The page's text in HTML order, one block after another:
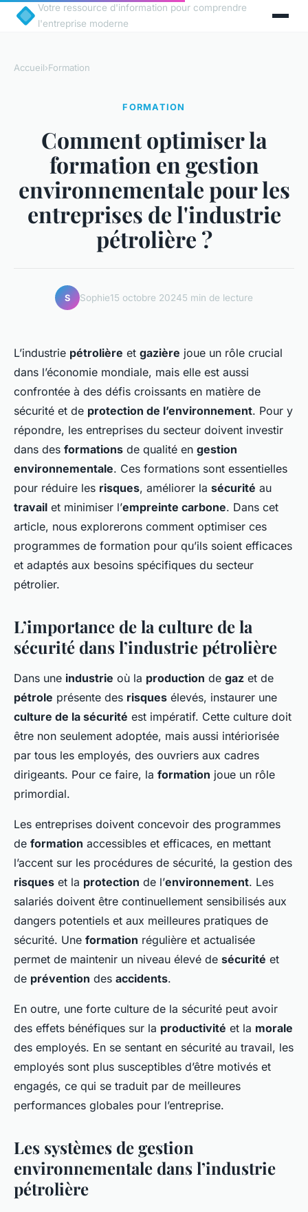
Votre ressource d'information pour comprendre
l'entreprise moderne
Accueil›Formation
FORMATION
Comment optimiser la
formation en gestion
environnementale pour les
entreprises de l'industrie
pétrolière ?
S Sophie15 octobre 20245 min de lecture
L’industrie pétrolière et gazière joue un rôle crucial
dans l’économie mondiale, mais elle est aussi
confrontée à des défis croissants en matière de
sécurité et de protection de l’environnement. Pour y
répondre, les entreprises du secteur doivent investir
dans des formations de qualité en gestion
environnementale. Ces formations sont essentielles
pour réduire les risques, améliorer la sécurité au
travail et minimiser l’empreinte carbone. Dans cet
article, nous explorerons comment optimiser ces
programmes de formation pour qu’ils soient efficaces
et adaptés aux besoins spécifiques du secteur
pétrolier.
L’importance de la culture de la
sécurité dans l’industrie pétrolière
Dans une industrie où la production de gaz et de
pétrole présente des risques élevés, instaurer une
culture de la sécurité est impératif. Cette culture doit
être non seulement adoptée, mais aussi intériorisée
par tous les employés, des ouvriers aux cadres
dirigeants. Pour ce faire, la formation joue un rôle
primordial.
Les entreprises doivent concevoir des programmes
de formation accessibles et efficaces, en mettant
l’accent sur les procédures de sécurité, la gestion des
risques et la protection de l’environnement. Les
salariés doivent être continuellement sensibilisés aux
dangers potentiels et aux meilleures pratiques de
sécurité. Une formation régulière et actualisée
permet de maintenir un niveau élevé de sécurité et
de prévention des accidents.
En outre, une forte culture de la sécurité peut avoir
des effets bénéfiques sur la productivité et la morale
des employés. En se sentant en sécurité au travail, les
employés sont plus susceptibles d’être motivés et
engagés, ce qui se traduit par de meilleures
performances globales pour l’entreprise.
Les systèmes de gestion
environnementale dans l’industrie
pétrolière